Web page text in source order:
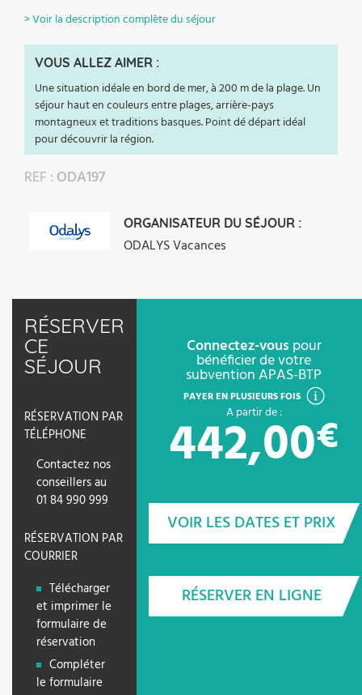
> Voir la description complète du séjour
VOUS ALLEZ AIMER :
Une situation idéale en bord de mer, à 200 m de la plage. Un
séjour haut en couleurs entre plages, arrière-pays
montagneux et traditions basques. Point dé départ idéal
pour découvrir la région.
REF : ODA197
ORGANISATEUR DU SÉJOUR :
ODALYS Vacances
RÉSERVER
CE
SÉJOUR
RÉSERVATION PAR
TÉLÉPHONE
Contactez nos
conseillers au
01 84 990 999
RÉSERVATION PAR
COURRIER
Télécharger
et imprimer le
formulaire de
réservation
Compléter
le formulaire
Connectez-vous pour
bénéficier de votre
subvention APAS-BTP
PAYER EN PLUSIEURS FOIS
A partir de :
442,00€
VOIR LES DATES ET PRIX
RÉSERVER EN LIGNE